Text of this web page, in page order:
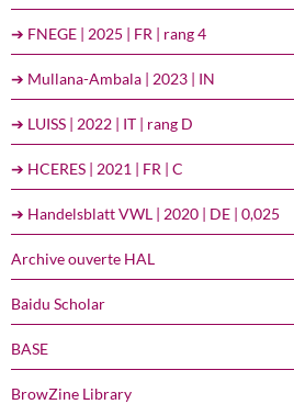
➔ FNEGE | 2025 | FR | rang 4
➔ Mullana-Ambala | 2023 | IN
➔ LUISS | 2022 | IT | rang D
➔ HCERES | 2021 | FR | C
➔ Handelsblatt VWL | 2020 | DE | 0,025
Archive ouverte HAL
Baidu Scholar
BASE
BrowZine Library